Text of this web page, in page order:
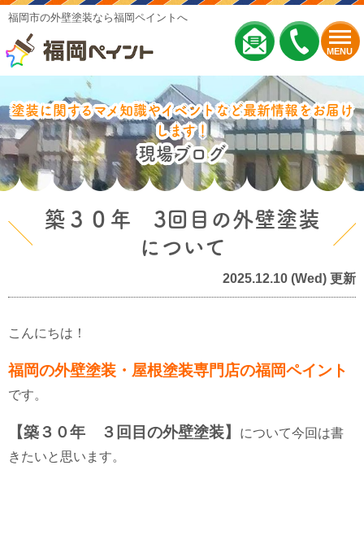
MENU
福岡市の外壁塗装なら福岡ペイントへ
塗装に関するマメ知識やイベントなど最新情報をお届け
します！
現場ブログ
築３０年 3回目の外壁塗装
について
2025.12.10 (Wed) 更新
こんにちは！
福岡の外壁塗装・屋根塗装専門店の福岡ペイント
です。
【築３０年 ３回目の外壁塗装】
について今回は書
きたいと思います。